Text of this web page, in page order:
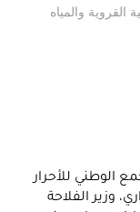
القروية والمياه
الوطني للأحرار
وزير الفلاحة